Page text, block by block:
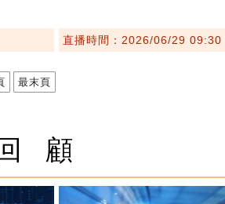
直播時間：2026/06/29 09:30
最末頁
顧